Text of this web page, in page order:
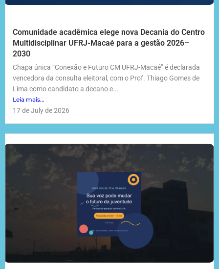
Comunidade acadêmica elege nova Decania do Centro
Multidisciplinar UFRJ-Macaé para a gestão 2026–
2030
Chapa única “Conexão e Futuro CM UFRJ-Macaé” é declarada
vencedora da consulta eleitoral, com o Prof. Thiago Gomes de
Lima como candidato a decano e...
Leia mais...
17 de July de 2026